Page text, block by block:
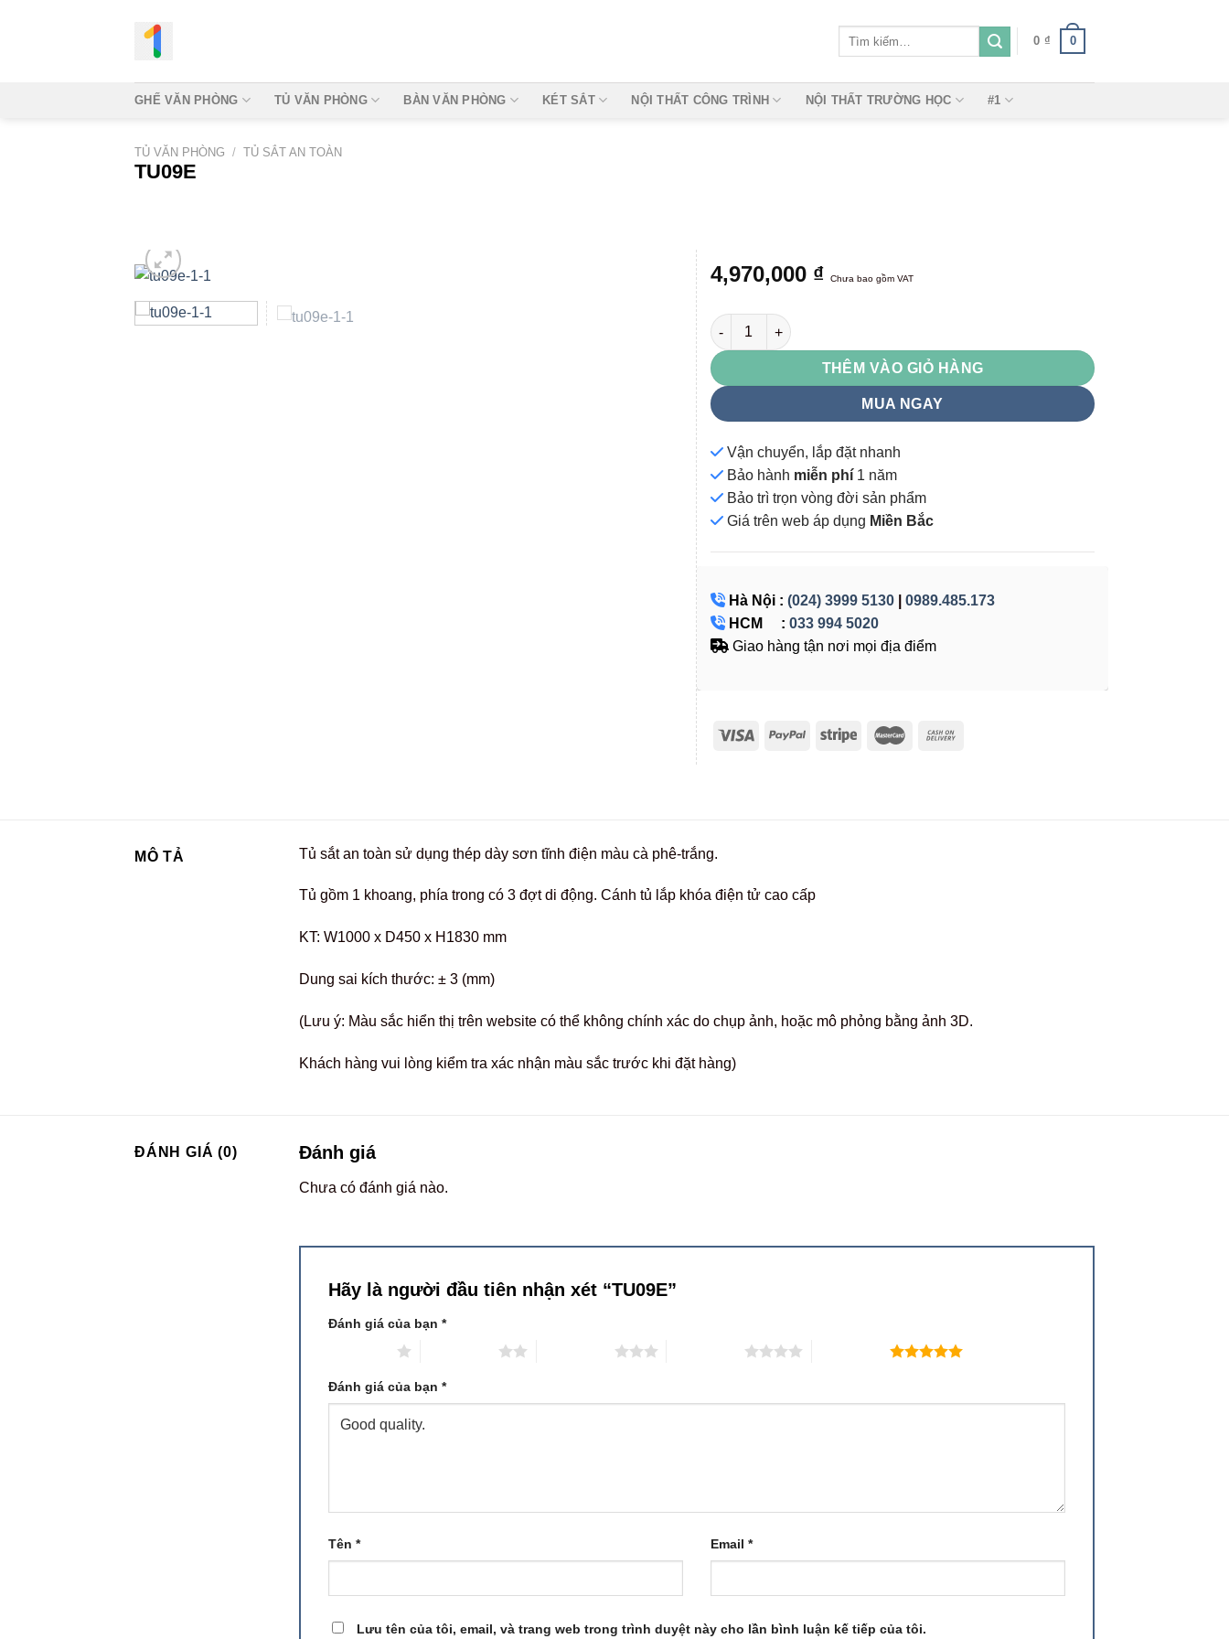
0 ₫ 0
GHẾ VĂN PHÒNG TỦ VĂN PHÒNG BÀN VĂN PHÒNG KÉT SẮT NỘI THẤT CÔNG TRÌNH NỘI THẤT TRƯỜNG HỌC #1
TỦ VĂN PHÒNG / TỦ SẮT AN TOÀN
TU09E
4,970,000 ₫ Chưa bao gồm VAT
TU09E số lượng
THÊM VÀO GIỎ HÀNG
MUA NGAY
Vận chuyển, lắp đặt nhanh
Bảo hành miễn phí 1 năm
Bảo trì trọn vòng đời sản phẩm
Giá trên web áp dụng Miền Bắc
Hà Nội : (024) 3999 5130
0989.485.173
HCM : 033 994 5020
Giao hàng tận nơi mọi địa điểm
MÔ TẢ Tủ sắt an toàn sử dụng thép dày sơn tĩnh điện màu cà phê-trắng.
Tủ gồm 1 khoang, phía trong có 3 đợt di động. Cánh tủ lắp khóa điện tử cao cấp
KT: W1000 x D450 x H1830 mm
Dung sai kích thước: ± 3 (mm)
(Lưu ý: Màu sắc hiển thị trên website có thể không chính xác do chụp ảnh, hoặc mô phỏng bằng ảnh 3D.
Khách hàng vui lòng kiểm tra xác nhận màu sắc trước khi đặt hàng)
ĐÁNH GIÁ (0) Đánh giá
Chưa có đánh giá nào.
Hãy là người đầu tiên nhận xét “TU09E”
Đánh giá của bạn *
5 trên 5 sao
Đánh giá của bạn *
Tên * Email *
Lưu tên của tôi, email, và trang web trong trình duyệt này cho lần bình luận kế tiếp của tôi.